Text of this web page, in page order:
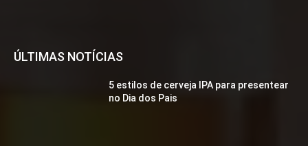
ÚLTIMAS NOTÍCIAS
5 estilos de cerveja IPA para presentear
no Dia dos Pais